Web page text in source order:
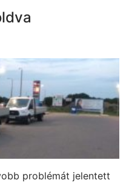
problémát jelentett